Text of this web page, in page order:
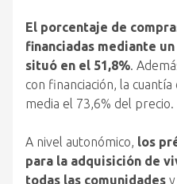
El porcentaje de
financiadas mediante
situó en el 51,8%.
con financiación, la
media el 73,6% del precio.
A nivel autonómico, los
para la adquisición de
todas las comunidades